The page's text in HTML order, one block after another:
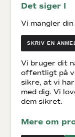
Det siger I
Vi mangler
SKRIV EN
Vi bruger dit
offentligt på
sikre, at vi
med dig. Vi
dem sikret.
Mere om